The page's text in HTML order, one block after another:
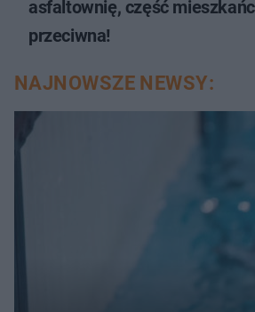
asfaltownię, część
przeciwna!
NAJNOWSZE NEWSY: